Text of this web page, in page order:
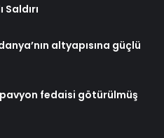
altyapısına güçlü
pavyon fedaisi götürülmüş